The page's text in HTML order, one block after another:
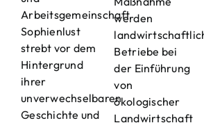
Arbeitsgemeinschaft
Sophienlust
strebt vor dem
Hintergrund
ihrer
unverwechselbaren
Geschichte und
werden
Betriebe bei
der Einführung
von
ökologischer
Landwirtschaft